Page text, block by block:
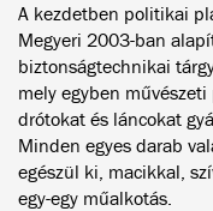
A kezdetben politikai
Megyeri 2003-ban
biztonságtechnikai
mely egyben
drótokat és láncokat
Minden egyes darab
egészül ki, macikkal,
egy-egy műalkotás.